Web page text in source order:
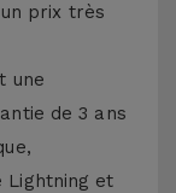
prix très
une
de 3 ans
Lightning et